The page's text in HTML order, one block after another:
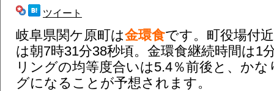
ツイート
岐阜県関ケ原町は金環食です。町役場付
は朝7時31分38秒頃。金環食継続時間は1
リングの均等度合いは5.4％前後と、か
グになることが予想されます。